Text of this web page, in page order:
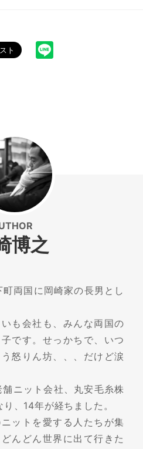
博之
両国に岡崎家の長男とし
も会社も、みんな両国の
です。せっかちで、いつ
怒りん坊、、、だけど涙
ニット会社、丸安毛糸株
、14年が経ちました。
ットを愛する人たちが集
んどん世界に出て行きた